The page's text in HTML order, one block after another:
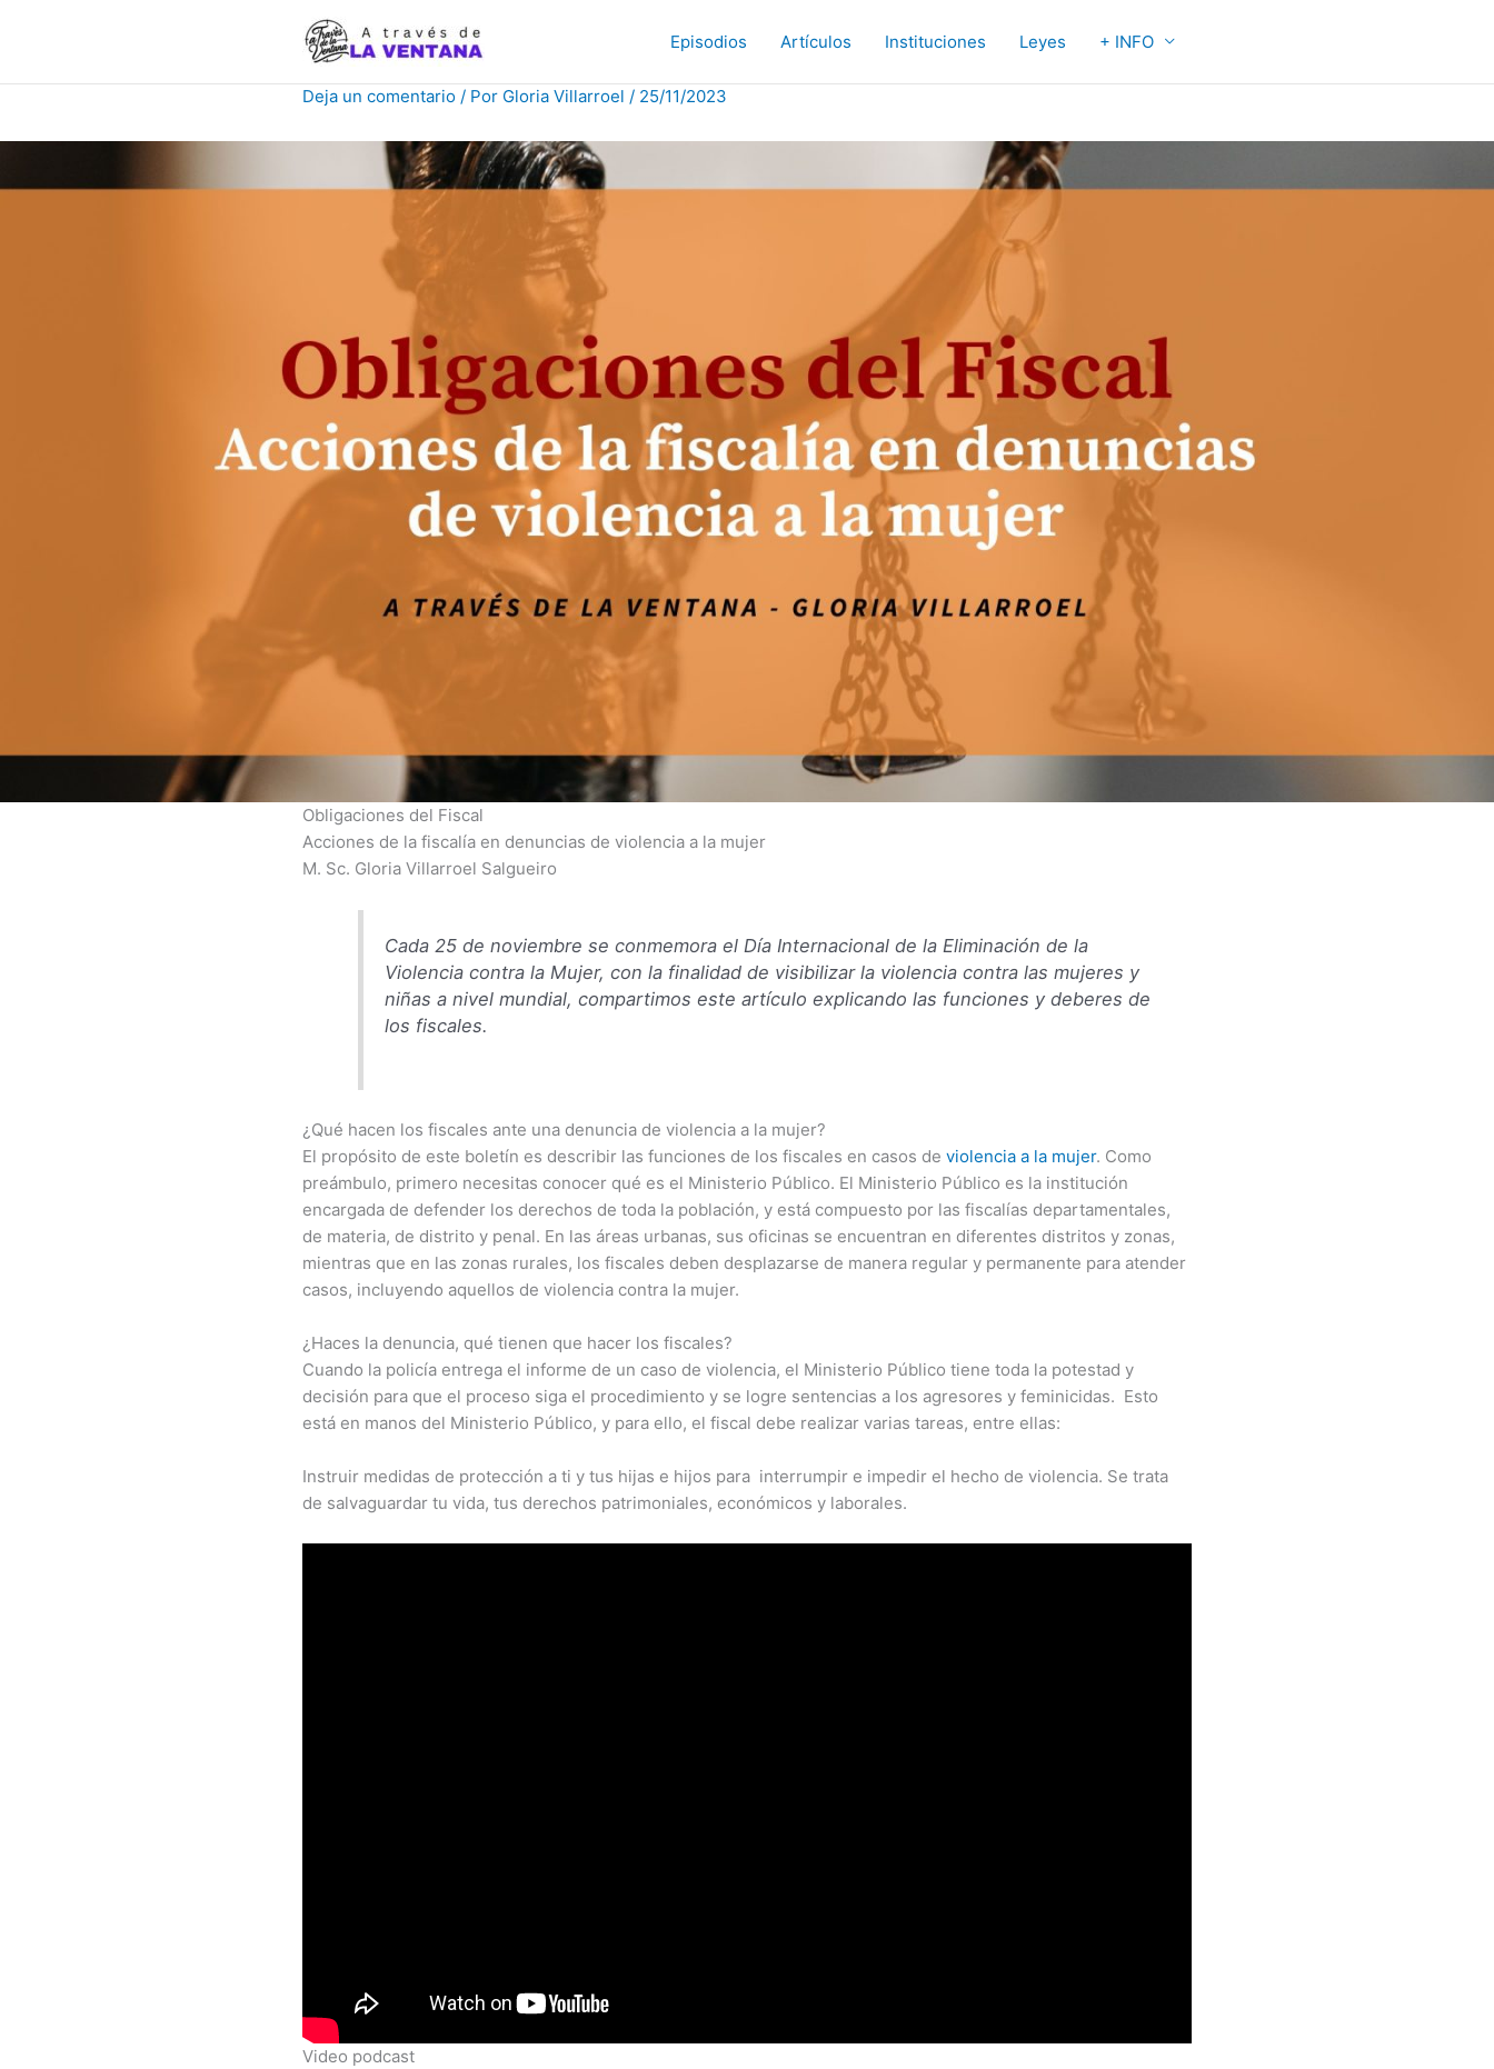
Episodios Artículos Instituciones Leyes + INFO
Deja un comentario / Por Gloria Villarroel / 25/11/2023
Obligaciones del Fiscal
Acciones de la fiscalía en denuncias de violencia a la mujer
M. Sc. Gloria Villarroel Salgueiro
Cada 25 de noviembre se conmemora el Día Internacional de la Eliminación de la
Violencia contra la Mujer, con la finalidad de visibilizar la violencia contra las mujeres y
niñas a nivel mundial, compartimos este artículo explicando las funciones y deberes de
los fiscales.
¿Qué hacen los fiscales ante una denuncia de violencia a la mujer?
El propósito de este boletín es describir las funciones de los fiscales en casos de violencia a la mujer. Como
preámbulo, primero necesitas conocer qué es el Ministerio Público. El Ministerio Público es la institución
encargada de defender los derechos de toda la población, y está compuesto por las fiscalías departamentales,
de materia, de distrito y penal. En las áreas urbanas, sus oficinas se encuentran en diferentes distritos y zonas,
mientras que en las zonas rurales, los fiscales deben desplazarse de manera regular y permanente para atender
casos, incluyendo aquellos de violencia contra la mujer.
¿Haces la denuncia, qué tienen que hacer los fiscales?
Cuando la policía entrega el informe de un caso de violencia, el Ministerio Público tiene toda la potestad y
decisión para que el proceso siga el procedimiento y se logre sentencias a los agresores y feminicidas. Esto
está en manos del Ministerio Público, y para ello, el fiscal debe realizar varias tareas, entre ellas:
Instruir medidas de protección a ti y tus hijas e hijos para interrumpir e impedir el hecho de violencia. Se trata
de salvaguardar tu vida, tus derechos patrimoniales, económicos y laborales.
Video podcast